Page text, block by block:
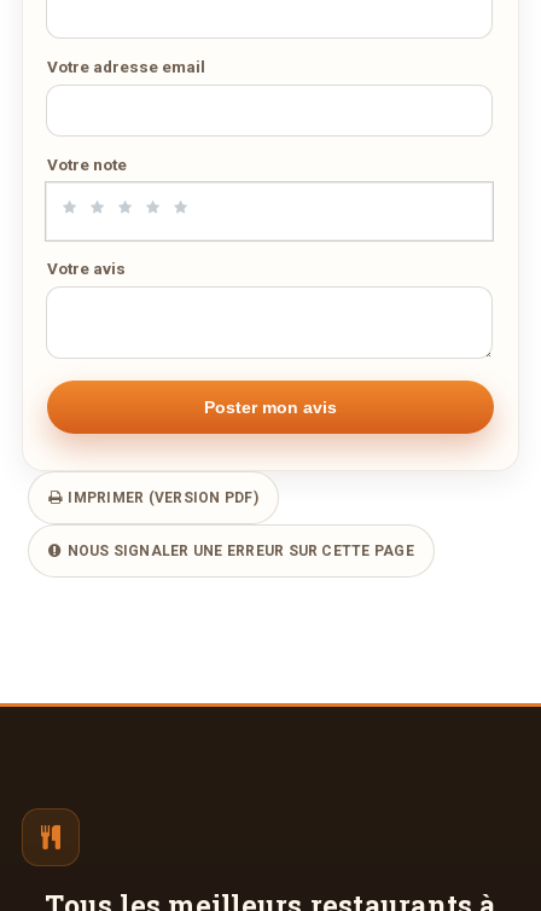
Votre adresse email
Votre note
Votre avis
IMPRIMER (VERSION PDF)
NOUS SIGNALER UNE ERREUR SUR CETTE PAGE